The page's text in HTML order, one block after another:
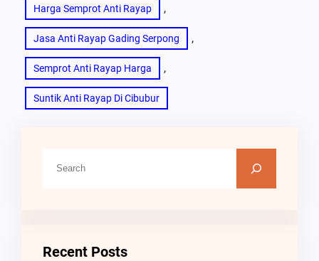
Harga Semprot Anti Rayap ,
Jasa Anti Rayap Gading Serpong ,
Semprot Anti Rayap Harga ,
Suntik Anti Rayap Di Cibubur
Recent Posts